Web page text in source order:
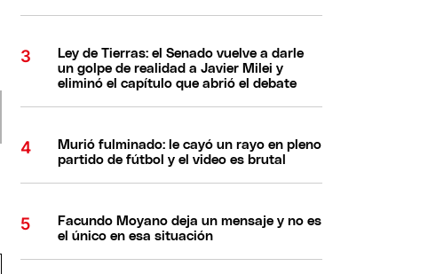
Ley de Tierras: el Senado vuelve a darle
un golpe de realidad a Javier Milei y
eliminó el capítulo que abrió el debate
Murió fulminado: le cayó un rayo en pleno
partido de fútbol y el video es brutal
Facundo Moyano deja un mensaje y no es
el único en esa situación